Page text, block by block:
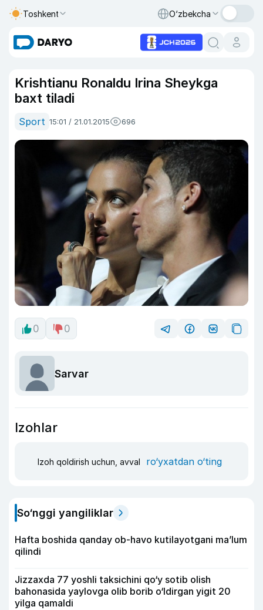
Toshkent O‘zbekcha
Krishtianu Ronaldu Irina Sheykga
baxt tiladi
Sport 15:01 / 21.01.2015 696
0 0
Sarvar
Izohlar
Izoh qoldirish uchun, avval ro‘yxatdan o‘ting
So‘nggi yangiliklar
Hafta boshida qanday ob-havo kutilayotgani ma’lum
qilindi
Jizzaxda 77 yoshli taksichini qo‘y sotib olish
bahonasida yaylovga olib borib o‘ldirgan yigit 20
yilga qamaldi